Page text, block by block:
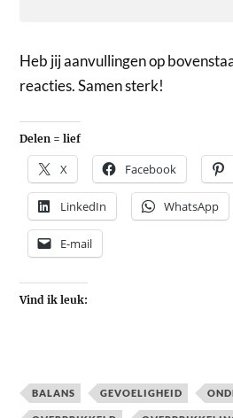
Heb jij aanvullingen op
reacties. Samen sterk!
Delen = lief
X Facebook
LinkedIn WhatsApp
E-mail
Vind ik leuk:
BALANS GEVOELIGHEID